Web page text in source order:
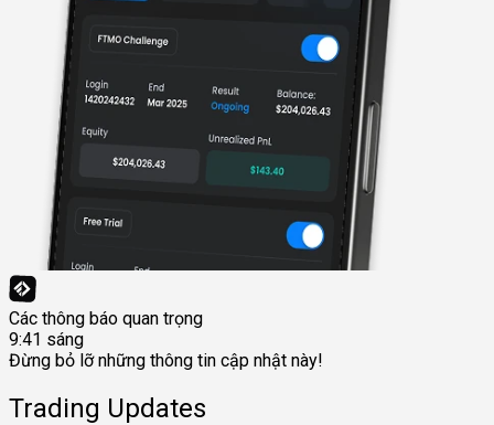
Các thông báo quan trọng
9:41 sáng
Đừng bỏ lỡ những thông tin cập nhật này!
Trading Updates